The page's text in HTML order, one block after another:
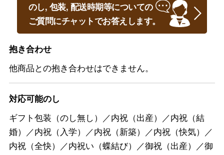
のし, 包装, 配送時期等についての
ご質問にチャットでお答えします。
抱き合わせ
他商品との抱き合わせはできません。
対応可能のし
ギフト包装（のし無し）／内祝（出産）／内祝（結
婚）／内祝（入学）／内祝（新築）／内祝（快気）／
内祝（全快）／内祝い（蝶結び）／御祝（出産）／御